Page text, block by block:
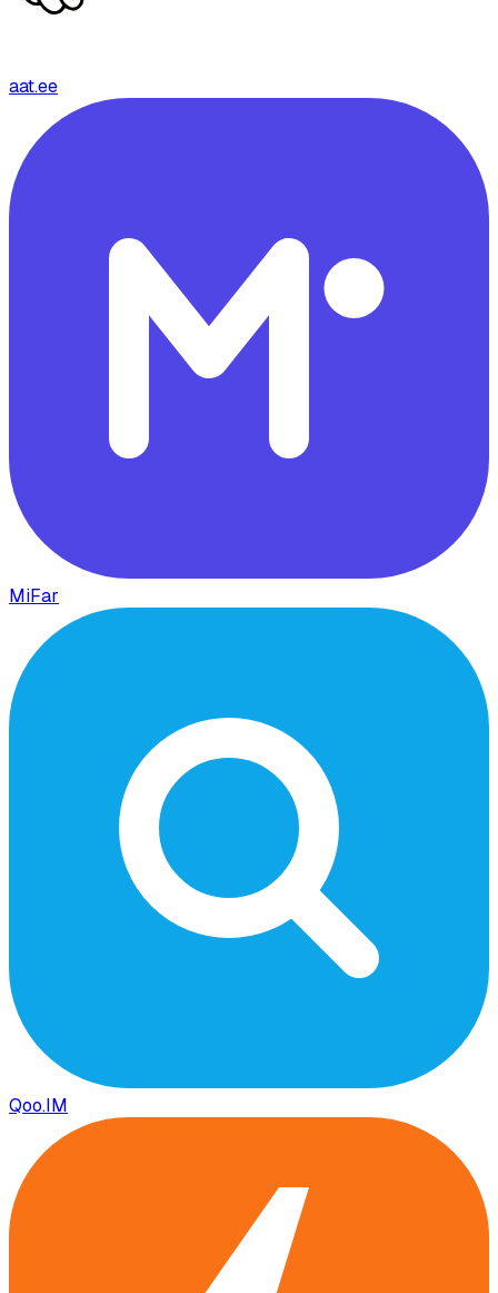
aat.ee
MiFar
Qoo.IM